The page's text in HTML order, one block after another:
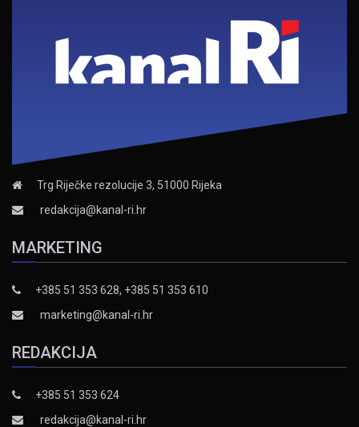
Trg Riječke rezolucije 3, 51000 Rijeka
redakcija@kanal-ri.hr
MARKETING
+385 51 353 628, +385 51 353 610
marketing@kanal-ri.hr
REDAKCIJA
+385 51 353 624
redakcija@kanal-ri.hr